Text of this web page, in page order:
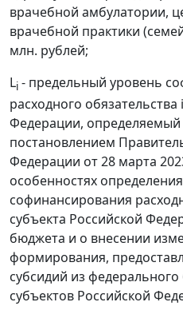
врачебной амбулатории,
врачебной практики
млн. рублей;
Li - предельный уровень
расходного
Федерации, определяемый
постановлением
Федерации от 28 марта
особенностях
софинансирования
субъекта Российской
бюджета и о внесении
формирования,
субсидий из
субъектов Российской